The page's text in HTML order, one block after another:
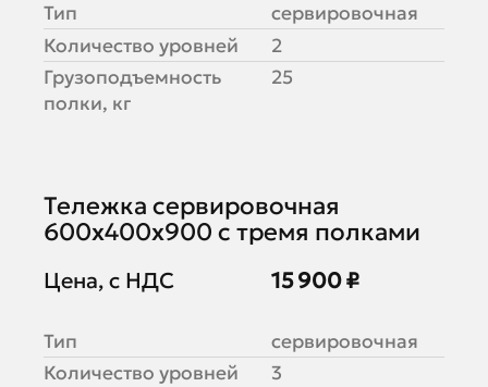
Тип
сервировочная
Количество уровней
2
Грузоподъемность
полки, кг
25
Тележка сервировочная
600х400х900 с тремя полками
Цена, с НДС 15 900 ₽
Тип
сервировочная
Количество уровней
3